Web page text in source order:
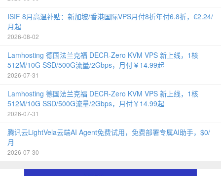
ISIF 8月高温补贴：新加坡/香港国际VPS月付8折年付6.8折，€2.24/
月起
2026-08-02
Lamhosting 德国法兰克福 DECR-Zero KVM VPS 新上线，1核
512M/10G SSD/500G流量/2Gbps，月付￥14.99起
2026-07-31
Lamhosting 德国法兰克福 DECR-Zero KVM VPS 新上线，1核
512M/10G SSD/500G流量/2Gbps，月付￥14.99起
2026-07-31
腾讯云LightVela云端AI Agent免费试用，免费部署专属AI助手，$0/
月
2026-07-30